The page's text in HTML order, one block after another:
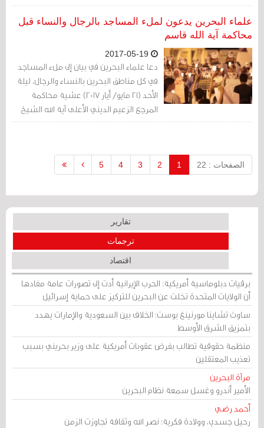
آية الله الشيخ عيسى أحمد قاسم وحسين
القصاب وميرزا الدرازي مع وقف التنفيذ لمدة
أموال الخمس الشرعية التي صنفتها النيابة
العامة أنها جمع أموال من دون ترخيص.
علماء البحرين يدعون لملء المساجد بالرجال والنساء قبل
محاكمة آية الله قاسم
دعا علماء البحرين في بيان إلى ملء المساجد
في كل مناطق البحرين بالنساء والرجال، ليلة
الأحد (21 مايو/ أيار 2017) عشية محاكمة
المرجع الزعيم الديني الأعلى آية الله الشيخ
عيسى قاسم.
الصفحات : 22 1
2
3
4
5
تقارير
ترجمات
اقتصاد
برقيات دبلوماسية أمريكية: الحرب الإيرانية أدت إلى تصورات عامة مفادها
أن الولايات المتحدة تخلت عن البحرين للتركيز على حماية إسرائيل
ساوث تشاينا مورنينغ بوست: الخلاف بين السعودية والإمارات يهدد
بتمزيق الشرق الأوسط
منظمة حقوقية تطالب بفرض عقوبات أمريكية على وزير بحريني بسبب
تعذيب المعتقلين
مرآة البحرين
الأمير أندرو وغسل سمعة نظام البحرين
أحمد رضي
رحيل جسدي، وولادة فكرية: نصر الله وثقافة تجاوزت الزمن